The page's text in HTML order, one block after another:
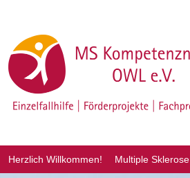
Herzlich Willkommen! Multiple Sklerose